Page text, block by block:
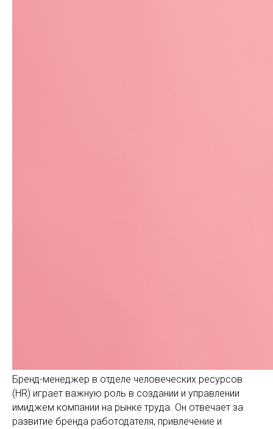
Бренд-менеджер в отделе человеческих ресурсов
(HR) играет важную роль в создании и управлении
имиджем компании на рынке труда. Он отвечает за
развитие бренда работодателя, привлечение и